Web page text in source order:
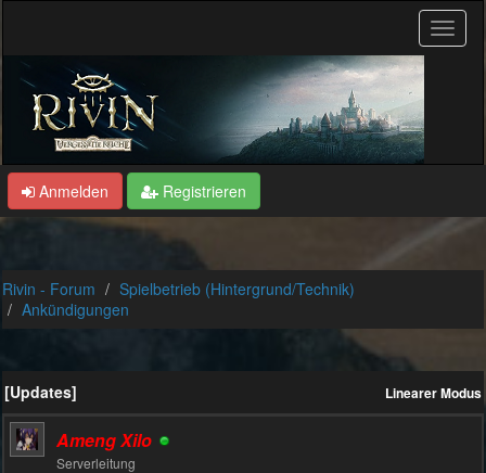
Anmelden Registrieren
Rivin - Forum
Spielbetrieb (Hintergrund/Technik)
Ankündigungen
Linearer Modus
[Updates]
Ameng Xilo
Serverleitung